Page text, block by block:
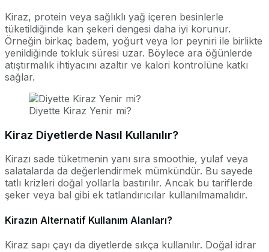
Kiraz, protein veya sağlıklı yağ içeren besinlerle
tüketildiğinde kan şekeri dengesi daha iyi korunur.
Örneğin birkaç badem, yoğurt veya lor peyniri ile birlikte
yenildiğinde tokluk süresi uzar. Böylece ara öğünlerde
atıştırmalık ihtiyacını azaltır ve kalori kontrolüne katkı
sağlar.
Diyette Kiraz Yenir mi?
Kiraz Diyetlerde Nasıl Kullanılır?
Kirazı sade tüketmenin yanı sıra smoothie, yulaf veya
salatalarda da değerlendirmek mümkündür. Bu sayede
tatlı krizleri doğal yollarla bastırılır. Ancak bu tariflerde
şeker veya bal gibi ek tatlandırıcılar kullanılmamalıdır.
Kirazın Alternatif Kullanım Alanları?
Kiraz sapı çayı da diyetlerde sıkça kullanılır. Doğal idrar